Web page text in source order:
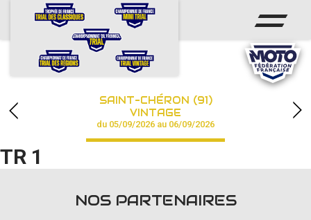
ACCUEIL
CALENDRIER
CHAMPIONNAT
RÉSULTATS
PHOTOS / VIDÉOS
PARTENAIRES
SAINT-CHÉRON (91)
VINTAGE
du 05/09/2026 au 06/09/2026
TR 1
NOS PARTENAIRES